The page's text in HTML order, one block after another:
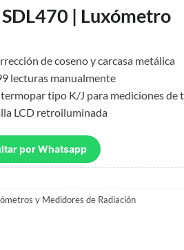
| Luxómetro
de coseno y carcasa metálica
lecturas manualmente
termopar tipo K/J para mediciones de
LCD retroiluminada
por Whatsapp
y Medidores de Radiación